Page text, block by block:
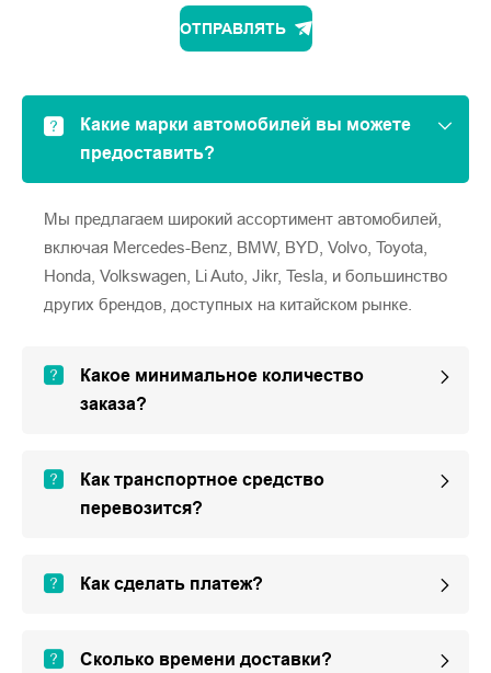
ОТПРАВЛЯТЬ
Какие марки автомобилей вы можете
предоставить?
Мы предлагаем широкий ассортимент автомобилей,
включая Mercedes-Benz, BMW, BYD, Volvo, Toyota,
Honda, Volkswagen, Li Auto, Jikr, Tesla, и большинство
других брендов, доступных на китайском рынке.
Какое минимальное количество
заказа?
Как транспортное средство
перевозится?
Как сделать платеж?
Сколько времени доставки?